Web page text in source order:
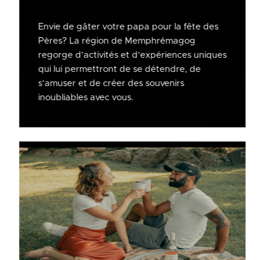
Envie de gâter votre papa pour la fête des
Pères? La région de Memphrémagog
regorge d’activités et d’expériences uniques
qui lui permettront de se détendre, de
s’amuser et de créer des souvenirs
inoubliables avec vous.